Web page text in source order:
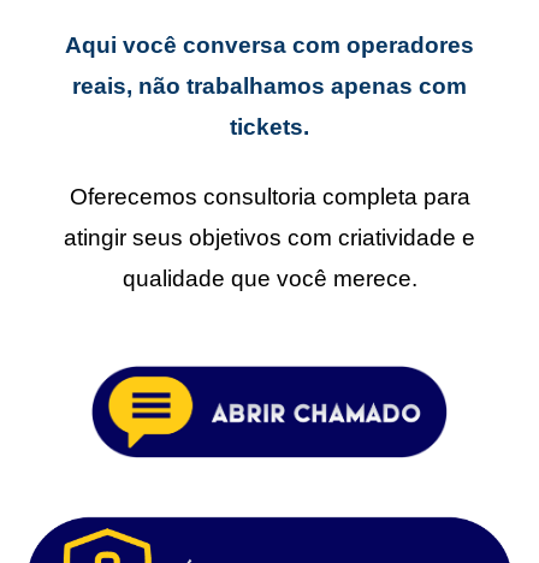
Aqui você conversa com operadores
reais, não trabalhamos apenas com
tickets.
Oferecemos consultoria completa para
atingir seus objetivos com criatividade e
qualidade que você merece.